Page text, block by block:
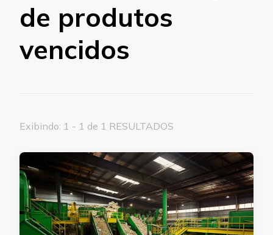
de produtos
vencidos
Exibindo: 1 - 1 de 1 RESULTADOS